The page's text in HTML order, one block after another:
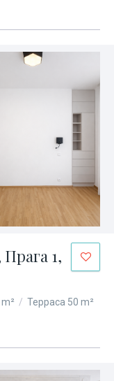
1,
/ Терраса 50 m²